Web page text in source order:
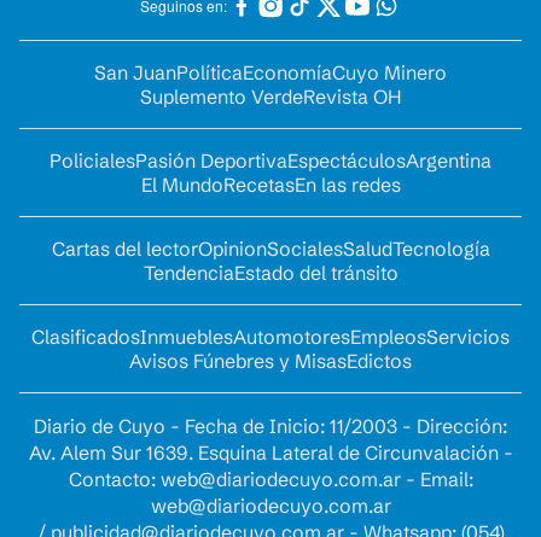
Seguinos en:
San JuanPolíticaEconomíaCuyo Minero
Suplemento VerdeRevista OH
PolicialesPasión DeportivaEspectáculosArgentina
El MundoRecetasEn las redes
Cartas del lectorOpinionSocialesSaludTecnología
TendenciaEstado del tránsito
ClasificadosInmueblesAutomotoresEmpleosServicios
Avisos Fúnebres y MisasEdictos
Diario de Cuyo - Fecha de Inicio: 11/2003 - Dirección:
Av. Alem Sur 1639. Esquina Lateral de Circunvalación -
Contacto: web@diariodecuyo.com.ar- Email:
web@diariodecuyo.com.ar
/ publicidad@diariodecuyo.com.ar- Whatsapp: (054)